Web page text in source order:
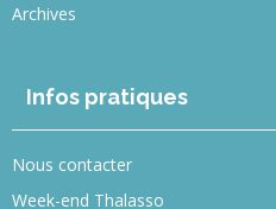
Archives
Infos pratiques
Nous contacter
Week-end Thalasso